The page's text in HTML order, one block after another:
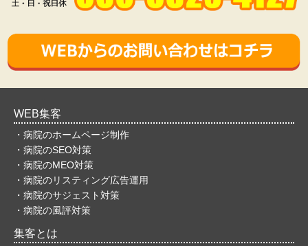
WEB集客
・病院のホームページ制作
・病院のSEO対策
・病院のMEO対策
・病院のリスティング広告運用
・病院のサジェスト対策
・病院の風評対策
集客とは